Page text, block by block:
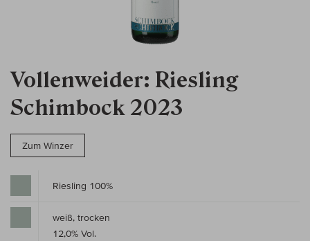
Vollenweider: Riesling
Schimbock 2023
Zum Winzer
Riesling 100%
weiß, trocken
12,0% Vol.